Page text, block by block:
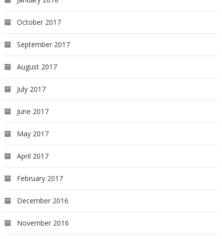
October 2017
September 2017
August 2017
July 2017
June 2017
May 2017
April 2017
February 2017
December 2016
November 2016